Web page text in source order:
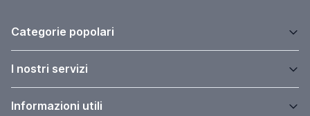
Categorie popolari
I nostri servizi
Informazioni utili